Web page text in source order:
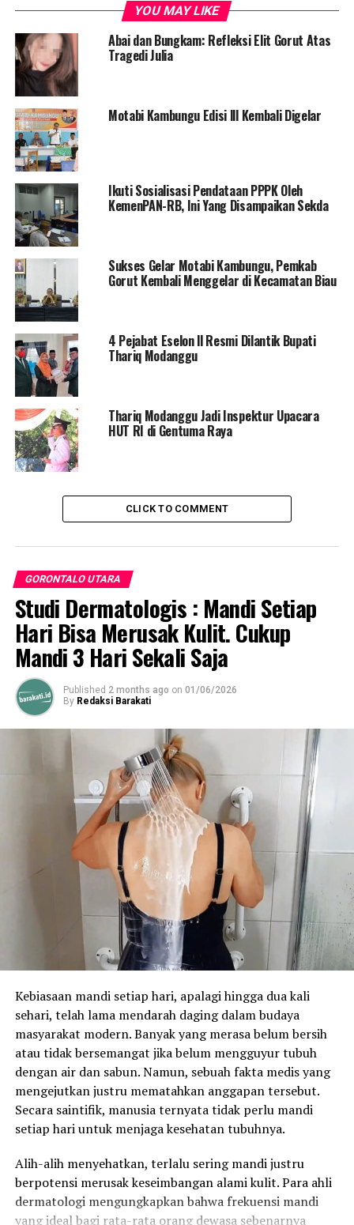
Perhubungan dan ada juga Kapolri Nanti pada tanggal 6
Mei sampai 17 Mei itu ada pembatasan bahkan
peniadaan untuk mudik. Oleh sebab itu kita mau lihat
kesiapan-kesiapan yang ada di sana,” Jelas Indra Yasin.
Dirinya juga membeberkan akan melengkapi beberapa
item tambahan untuk digunakan pada posko
perbatasan.
“Dan masih ada beberapa hal lagi yang perlu kita
lakukan di perbatasan, sehingga benar-benar
diperbatasan sudah siap untuk mengantisipasi mudik
Lebaran tahun ini,” Tutur Indra.
RELATED TOPICS: BUPATI GORUT
INDRA YASIN
PEMDA GORUT
POS PENJAGAAN PERBATASAN
UP NEXT
Pasar Murah Di Buntulia Direspon Positif Warga
DON'T MISS
Indra Yasin Imbau Masyarakat Gotong Royong
Sukseskan Pembangunan Masjid
YOU MAY LIKE
Abai dan Bungkam: Refleksi Elit Gorut Atas
Tragedi Julia
Motabi Kambungu Edisi lll Kembali Digelar
Ikuti Sosialisasi Pendataan PPPK Oleh
KemenPAN-RB, Ini Yang Disampaikan Sekda
Sukses Gelar Motabi Kambungu, Pemkab
Gorut Kembali Menggelar di Kecamatan Biau
4 Pejabat Eselon ll Resmi Dilantik Bupati
Thariq Modanggu
Thariq Modanggu Jadi Inspektur Upacara
HUT RI di Gentuma Raya
CLICK TO COMMENT
GORONTALO UTARA
Studi Dermatologis : Mandi Setiap
Hari Bisa Merusak Kulit. Cukup
Mandi 3 Hari Sekali Saja
Published 2 months ago on 01/06/2026
By Redaksi Barakati
Kebiasaan mandi setiap hari, apalagi hingga dua kali
sehari, telah lama mendarah daging dalam budaya
masyarakat modern. Banyak yang merasa belum bersih
atau tidak bersemangat jika belum mengguyur tubuh
dengan air dan sabun. Namun, sebuah fakta medis yang
mengejutkan justru mematahkan anggapan tersebut.
Secara saintifik, manusia ternyata tidak perlu mandi
setiap hari untuk menjaga kesehatan tubuhnya.
Alih-alih menyehatkan, terlalu sering mandi justru
berpotensi merusak keseimbangan alami kulit. Para ahli
dermatologi mengungkapkan bahwa frekuensi mandi
yang ideal bagi rata-rata orang dewasa sebenarnya